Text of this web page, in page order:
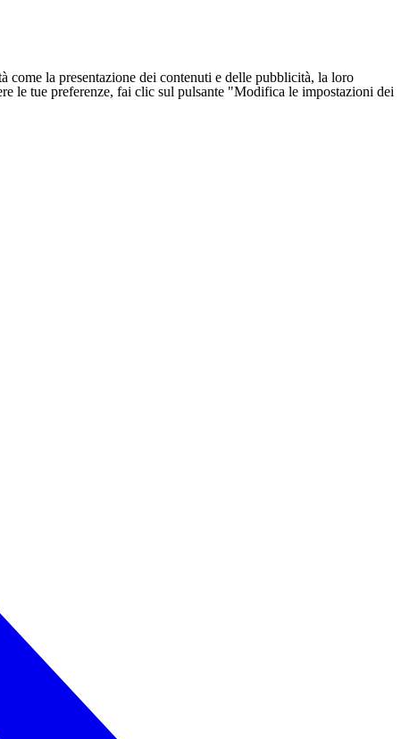
la presentazione dei contenuti e delle pubblicità, la loro
le tue preferenze, fai clic sul pulsante "Modifica le impostazioni dei